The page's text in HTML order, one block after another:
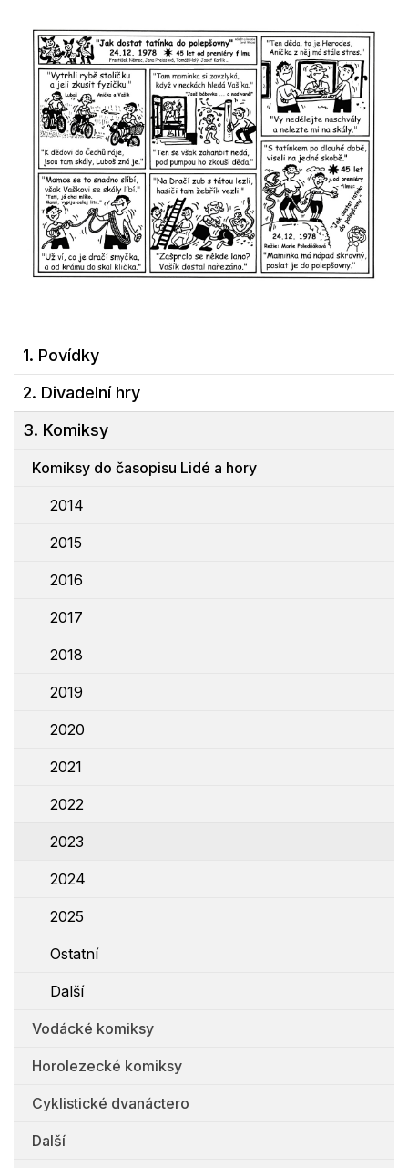
1. Povídky
2. Divadelní hry
3. Komiksy
Komiksy do časopisu Lidé a hory
2014
2015
2016
2017
2018
2019
2020
2021
2022
2023
2024
2025
Ostatní
Další
Vodácké komiksy
Horolezecké komiksy
Cyklistické dvanáctero
Další